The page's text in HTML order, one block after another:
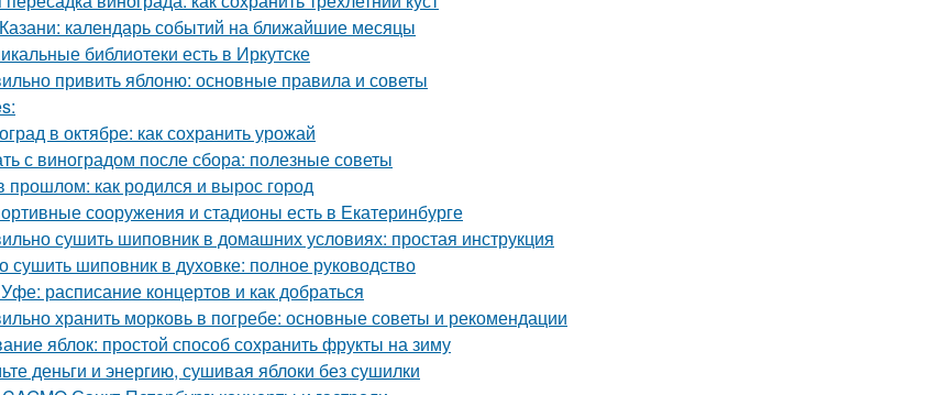
календарь событий на ближайшие месяцы
библиотеки есть в Иркутске
привить яблоню: основные правила и советы
в октябре: как сохранить урожай
с виноградом после сбора: полезные советы
прошлом: как родился и вырос город
сооружения и стадионы есть в Екатеринбурге
сушить шиповник в домашних условиях: простая инструкция
сушить шиповник в духовке: полное руководство
расписание концертов и как добраться
хранить морковь в погребе: основные советы и рекомендации
яблок: простой способ сохранить фрукты на зиму
деньги и энергию, сушивая яблоки без сушилки